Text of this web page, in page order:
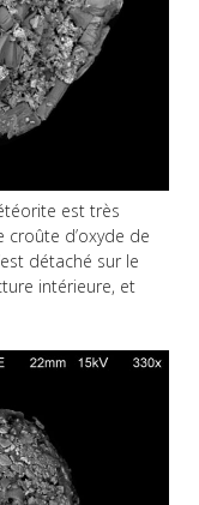
est très
d’oxyde de
détaché sur le
intérieure, et